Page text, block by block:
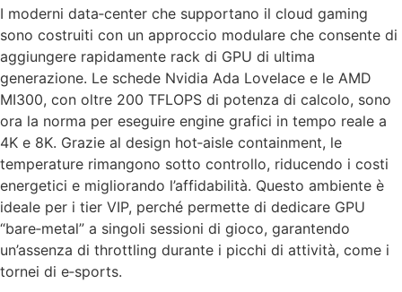
I moderni data‑center che supportano il cloud gaming
sono costruiti con un approccio modulare che consente di
aggiungere rapidamente rack di GPU di ultima
generazione. Le schede Nvidia Ada Lovelace e le AMD
MI300, con oltre 200 TFLOPS di potenza di calcolo, sono
ora la norma per eseguire engine grafici in tempo reale a
4K e 8K. Grazie al design hot‑aisle containment, le
temperature rimangono sotto controllo, riducendo i costi
energetici e migliorando l’affidabilità. Questo ambiente è
ideale per i tier VIP, perché permette di dedicare GPU
“bare‑metal” a singoli sessioni di gioco, garantendo
un’assenza di throttling durante i picchi di attività, come i
tornei di e‑sports.